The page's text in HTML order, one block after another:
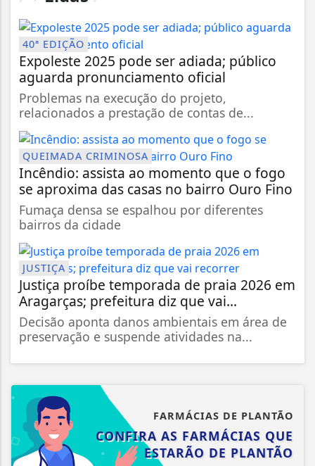
40ª EDIÇÃO
Expoleste 2025 pode ser adiada; público
aguarda pronunciamento oficial
Problemas na execução do projeto,
relacionados a prestação de contas de...
QUEIMADA CRIMINOSA
Incêndio: assista ao momento que o fogo
se aproxima das casas no bairro Ouro Fino
Fumaça densa se espalhou por diferentes
bairros da cidade
JUSTIÇA
Justiça proíbe temporada de praia 2026 em
Aragarças; prefeitura diz que vai...
Decisão aponta danos ambientais em área de
preservação e suspende atividades na...
FARMÁCIAS DE PLANTÃO
CONFIRA AS FARMÁCIAS QUE
ESTARÃO DE PLANTÃO